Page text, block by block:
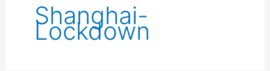
Shanghai-
Lockdown